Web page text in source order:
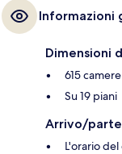
Informazioni
Dimensioni
615 camere
Su 19 piani
Arrivo/
L'orario